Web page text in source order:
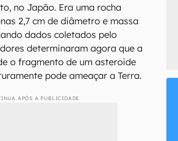
no Japão. Era uma rocha
2,7 cm de diâmetro e massa
dados coletados pelo
determinaram agora que a
o fragmento de um asteroide
pode ameaçar a Terra.
APÓS A PUBLICIDADE